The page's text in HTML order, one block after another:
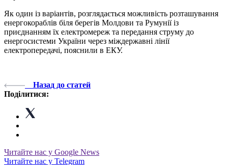
Як один із варіантів, розглядається можливість розташування
енергокораблів біля берегів Молдови та Румунії із
приєднанням їх електромереж та передання струму до
енергосистеми України через міждержавні лінії
електропередачі, пояснили в ЕКУ.
Назад до статей
Поділитися:
Читайте нас у Google News
Читайте нас у Telegram